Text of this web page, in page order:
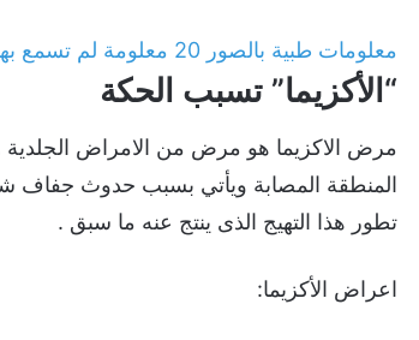
معلومات طبية بالصور 20 معلومة لم تسمع بها من قبل
“الأكزيما” تسبب الحكة
مرض الاكزيما هو مرض من الامراض
المنطقة المصابة ويأتي بسبب حدوث جفاف
تطور هذا التهيج الذى ينتج عنه ما سبق .
اعراض الأكزيما: